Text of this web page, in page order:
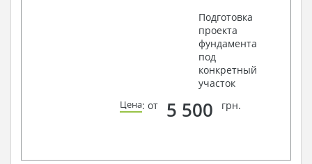
Подготовка
проекта
фундамента
под
конкретный
участок
Цена: от 5 500 грн.